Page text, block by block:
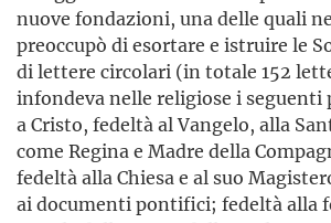
nuove fondazioni, una delle quali
preoccupò di esortare e istruire le
di lettere circolari (in totale 152
infondeva nelle religiose i
a Cristo, fedeltà al Vangelo, alla
come Regina e Madre della
fedeltà alla Chiesa e al suo
ai documenti pontifici; fedeltà alla